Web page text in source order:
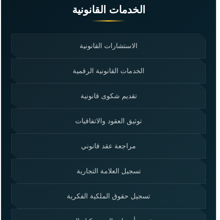
الخدمات القانونية
الاستشارات القانونية
الخدمات القانونية الرقمية
تقديم شكوى قانونية
توثيق العقود والاتفاقيات
مراجعة عقد قانوني
تسجيل العلامة التجارية
تسجيل حقوق الملكية الفكرية